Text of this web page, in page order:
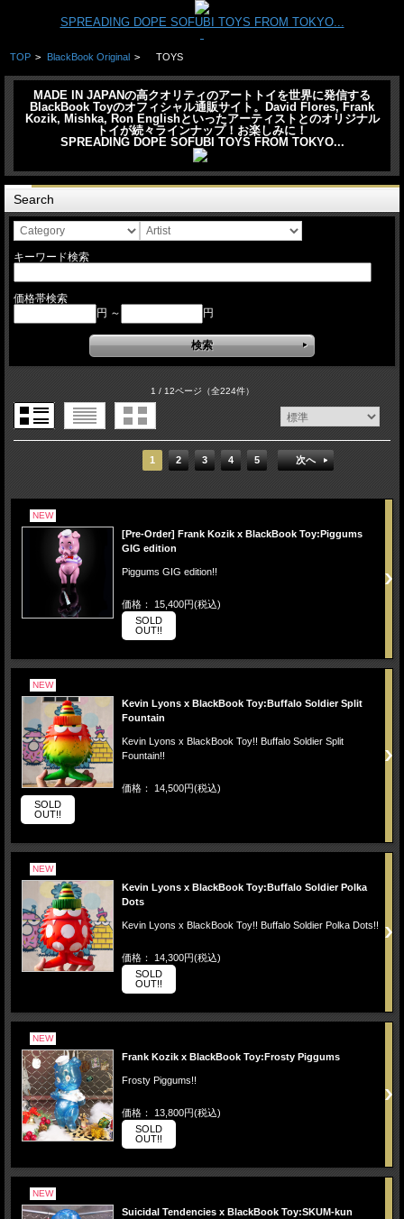
SPREADING DOPE SOFUBI TOYS FROM TOKYO...
TOP > BlackBook Original > TOYS
MADE IN JAPANの高クオリティのアートトイを世界に発信する
BlackBook Toyのオフィシャル通販サイト。David Flores, Frank
Kozik, Mishka, Ron Englishといったアーティストとのオリジナル
トイが続々ラインナップ！お楽しみに！
SPREADING DOPE SOFUBI TOYS FROM TOKYO...
Search
キーワード検索
価格帯検索
円 ～
円
1 / 12ページ（全224件）
1 2 3 4 5 次へ
NEW
[Pre-Order] Frank Kozik x BlackBook Toy:Piggums
GIG edition
Piggums GIG edition!!
価格： 15,400円(税込)
SOLD
OUT!!
NEW
Kevin Lyons x BlackBook Toy:Buffalo Soldier Split
Fountain
Kevin Lyons x BlackBook Toy!! Buffalo Soldier Split
Fountain!!
価格： 14,500円(税込)
SOLD
OUT!!
NEW
Kevin Lyons x BlackBook Toy:Buffalo Soldier Polka
Dots
Kevin Lyons x BlackBook Toy!! Buffalo Soldier Polka Dots!!
価格： 14,300円(税込)
SOLD
OUT!!
NEW
Frank Kozik x BlackBook Toy:Frosty Piggums
Frosty Piggums!!
価格： 13,800円(税込)
SOLD
OUT!!
NEW
Suicidal Tendencies x BlackBook Toy:SKUM-kun